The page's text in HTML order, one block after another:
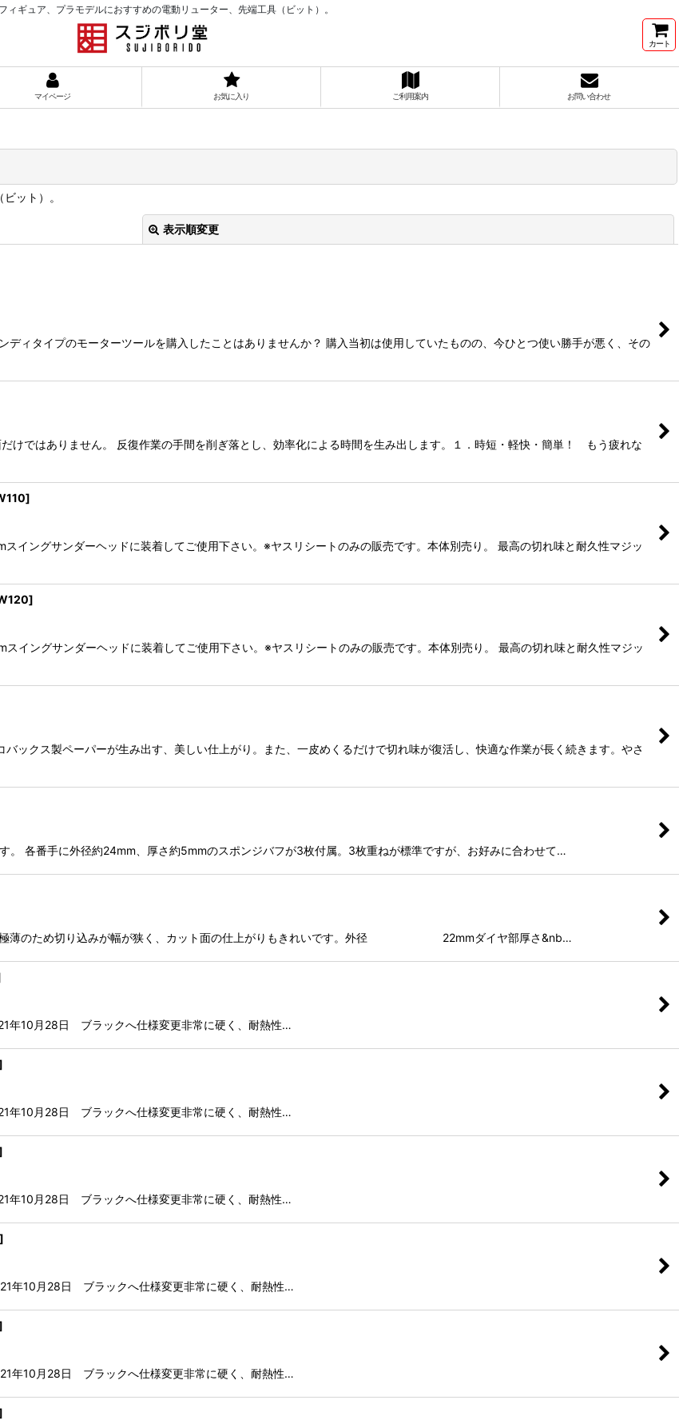
ィギュア、プラモデルにおすすめの電動リューター、先端工具（ビット）。
カート
マイページ お気に入り ご利用案内 お問い合わせ
ット）。
表示順変更
ディタイプのモーターツールを購入したことはありませんか？ 購入当初は使用していたものの、今ひとつ使い勝手が悪く、その
けではありません。 反復作業の手間を削ぎ落とし、効率化による時間を生み出します。１．時短・軽快・簡単！ もう疲れな
]
グサンダーヘッドに装着してご使用下さい。※ヤスリシートのみの販売です。本体別売り。 最高の切れ味と耐久性マジッ
]
グサンダーヘッドに装着してご使用下さい。※ヤスリシートのみの販売です。本体別売り。 最高の切れ味と耐久性マジッ
ックス製ペーパーが生み出す、美しい仕上がり。また、一皮めくるだけで切れ味が復活し、快適な作業が長く続きます。やさ
各番手に外径約24mm、厚さ約5mmのスポンジバフが3枚付属。3枚重ねが標準ですが、お好みに合わせて…
。極薄のため切り込みが幅が狭く、カット面の仕上がりもきれいです。外径 22mmダイヤ部厚さ&nb…
月28日 ブラックへ仕様変更非常に硬く、耐熱性…
月28日 ブラックへ仕様変更非常に硬く、耐熱性…
月28日 ブラックへ仕様変更非常に硬く、耐熱性…
]
10月28日 ブラックへ仕様変更非常に硬く、耐熱性…
10月28日 ブラックへ仕様変更非常に硬く、耐熱性…